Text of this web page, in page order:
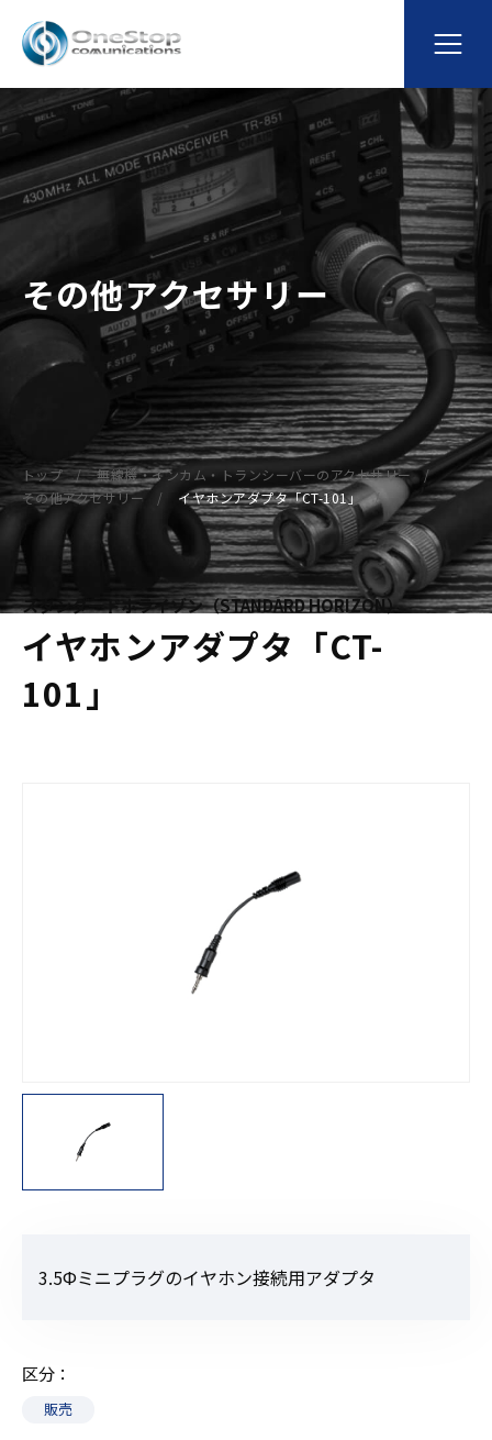
その他アクセサリー
トップ
無線機・インカム・トランシーバーのアクセサリー
その他アクセサリー
イヤホンアダプタ「CT-101」
スタンダードホライゾン（STANDARD HORIZON）
イヤホンアダプタ「CT-
101」
3.5Фミニプラグのイヤホン接続用アダプタ
区分
販売